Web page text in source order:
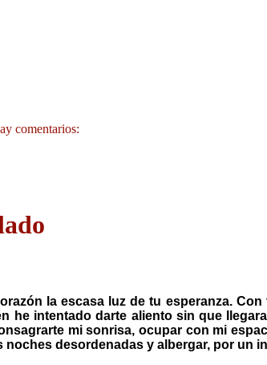
comentarios:
la escasa luz de tu esperanza.
he intentado darte aliento sin que
mi sonrisa, ocupar con mi
desordenadas y albergar, por un